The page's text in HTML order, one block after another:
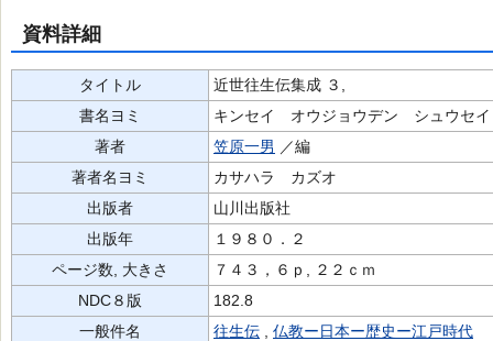
資料詳細
タイトル
近世往生伝集成 ３,
書名ヨミ
キンセイ オウジョウデン シュウセイ
著者
笠原一男 ／編
著者名ヨミ
カサハラ カズオ
出版者
山川出版社
出版年
１９８０．２
ページ数, 大きさ
７４３，６ｐ, ２２ｃｍ
NDC８版
182.8
一般件名
往生伝 仏教ー日本ー歴史ー江戸時代